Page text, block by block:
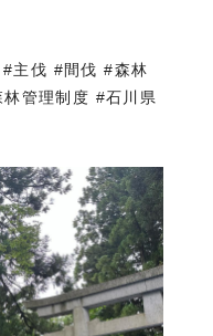
主伐 #間伐 #森林
管理制度 #石川県